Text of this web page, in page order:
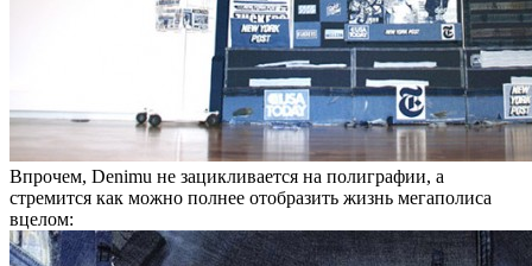
Впрочем, Denimu не зацикливается на полиграфии, а
стремится как можно полнее отобразить жизнь мегаполиса
вцелом: